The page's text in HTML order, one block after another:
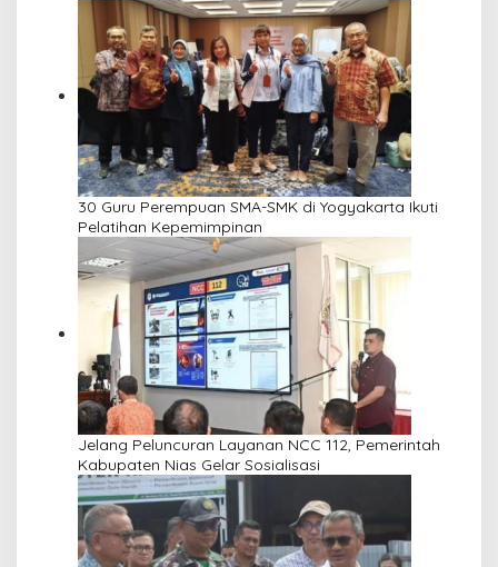
30 Guru Perempuan SMA-SMK di Yogyakarta Ikuti
Pelatihan Kepemimpinan
Jelang Peluncuran Layanan NCC 112, Pemerintah
Kabupaten Nias Gelar Sosialisasi